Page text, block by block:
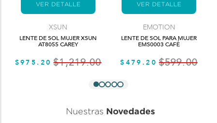
VER DETALLE
XSUN
LENTE DE SOL MUJER XSUN
AT8055 CAREY
$975.20 $1,219.00
VER DETALLE
EMOTION
LENTE DE SOL PARA MUJER
EMS0003 CAFÉ
$479.20 $599.00
Nuestras Novedades